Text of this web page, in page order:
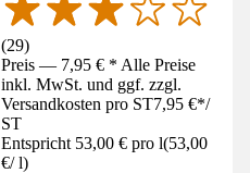
(29)
Preis — 7,95 € * Alle Preise
inkl. MwSt. und ggf. zzgl.
Versandkosten pro ST7,95 €*/
ST
Entspricht 53,00 € pro l(53,00
€/ l)